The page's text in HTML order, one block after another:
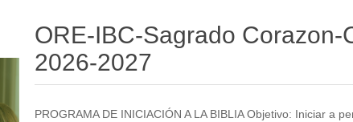
ORE-IBC-Sagrado Corazon-
2026-2027
PROGRAMA DE INICIACIÓN A LA BIBLIA Objetivo: Iniciar a